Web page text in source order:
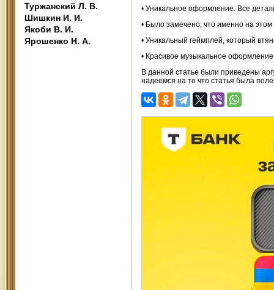
Туржанский Л. В.
Шишкин И. И.
Якоби В. И.
Ярошенко Н. А.
• Уникальное оформление. Все
• Было замечено, что именно на
• Уникальный геймплей, который
• Красивое музыкальное
В данной статье были приведены
надеемся на то что статья была